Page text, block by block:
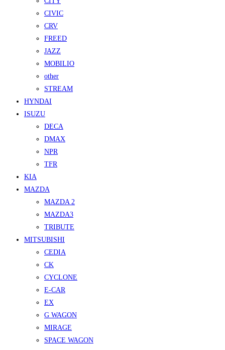
CIVIC
CRV
FREED
JAZZ
MOBILIO
other
STREAM
HYNDAI
ISUZU
DECA
DMAX
NPR
TFR
KIA
MAZDA
MAZDA 2
MAZDA3
TRIBUTE
MITSUBISHI
CEDIA
CK
CYCLONE
E-CAR
EX
G WAGON
MIRAGE
SPACE WAGON